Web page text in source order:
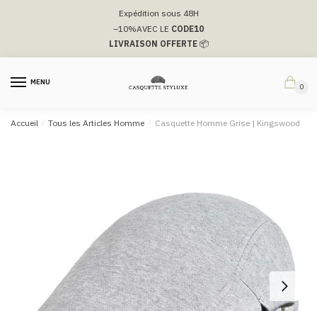
navigation
Expédition sous 48H
–10%AVEC LE CODE10
LIVRAISON OFFERTE📦
MENU
0
Accueil / Tous les Articles Homme / Casquette Homme Grise​ | Kingswood